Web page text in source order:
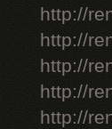
http://
http://
http://
http://
http://